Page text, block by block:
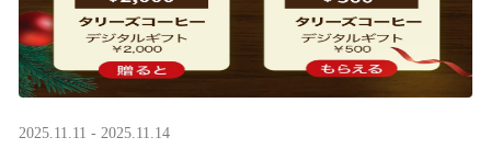
2025.11.11 - 2025.11.14